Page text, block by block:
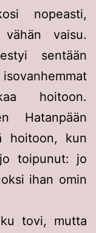
nopeasti,
vaisu.
sentään
hoitoon.
Hatanpään
hoitoon, kun
toipunut: jo
ihan omin
tovi, mutta